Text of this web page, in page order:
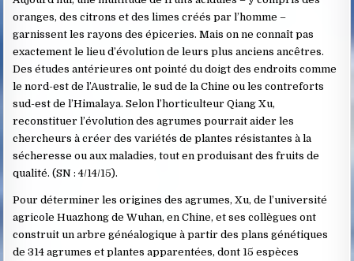
oranges, des citrons et des limes créés par l’homme –
garnissent les rayons des épiceries. Mais on ne connaît pas
exactement le lieu d’évolution de leurs plus anciens ancêtres.
Des études antérieures ont pointé du doigt des endroits comme
le nord-est de l’Australie, le sud de la Chine ou les contreforts
sud-est de l’Himalaya. Selon l’horticulteur Qiang Xu,
reconstituer l’évolution des agrumes pourrait aider les
chercheurs à créer des variétés de plantes résistantes à la
sécheresse ou aux maladies, tout en produisant des fruits de
qualité. (SN : 4/14/15).
Pour déterminer les origines des agrumes, Xu, de l’université
agricole Huazhong de Wuhan, en Chine, et ses collègues ont
construit un arbre généalogique à partir des plans génétiques
de 314 agrumes et plantes apparentées, dont 15 espèces